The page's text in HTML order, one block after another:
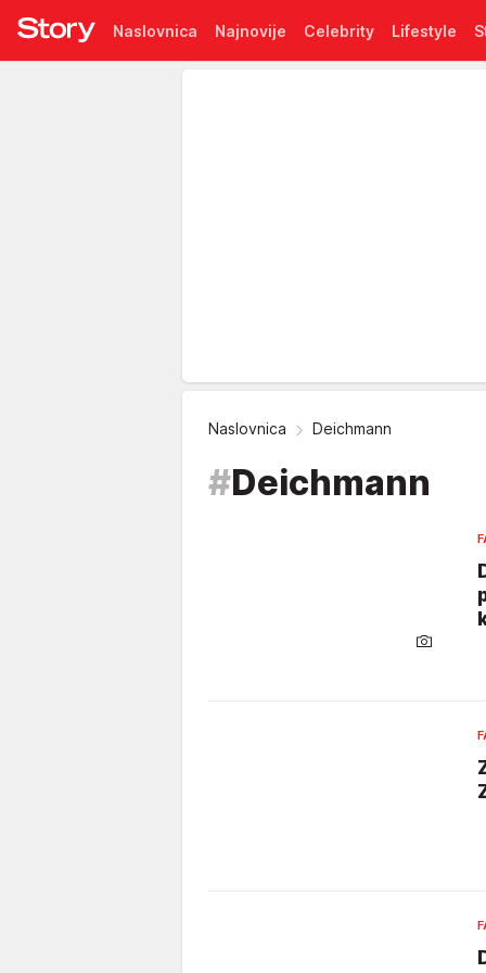
Naslovnica Najnovije Celebrity Lifestyle
Naslovnica Deichmann
#Deichmann